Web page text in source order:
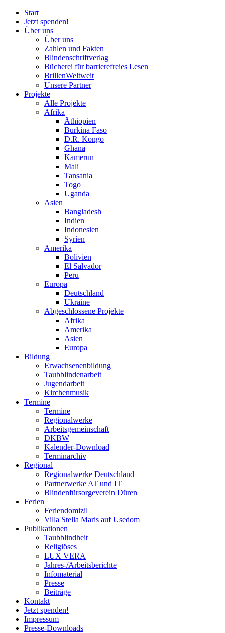
Start
Jetzt spenden!
Über uns
Über uns
Zahlen und Fakten
Blindenschriftverlag
Bücherei fürbarrierefreies Lesen
BrillenWeltweit
Unsere Partner
Projekte
Alle Projekte
Afrika
Äthiopien
Burkina Faso
D.R. Kongo
Ghana
Kamerun
Mali
Tansania
Togo
Uganda
Asien
Bangladesh
Indien
Indonesien
Syrien
Amerika
Bolivien
El Salvador
Peru
Europa
Deutschland
Ukraine
Abgeschlossene Projekte
Afrika
Amerika
Asien
Europa
Bildung
Erwachsenenbildung
Taubblindenarbeit
Jugendarbeit
Kirchenmusik
Termine
Termine
Regionalwerke
Arbeitsgemeinschaft
DKBW
Kalender-Download
Terminarchiv
Regional
Regionalwerke Deutschland
Partnerwerke AT und IT
Blindenfürsorgeverein Düren
Ferien
Feriendomizil
Villa Stella Maris auf Usedom
Publikationen
Taubblindheit
Religiöses
LUX VERA
Jahres-/​Arbeitsberichte
Infomaterial
Presse
Beiträge
Kontakt
Jetzt spenden!
Impressum
Presse-Downloads